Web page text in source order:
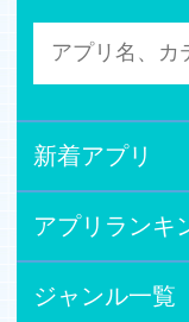
「ノーマル」「キ
種類から選択でき
用されてみてはい
リとなっておりま
ハピメでは男女と
新着アプリ
アプリランキ
ジャンル一覧